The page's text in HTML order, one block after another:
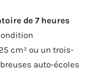
de 7 heures
cm³ ou un trois-
auto-écoles